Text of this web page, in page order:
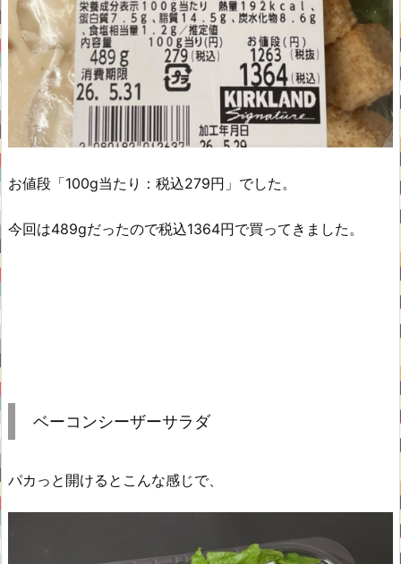
お値段「100g当たり：税込279円」でした。
今回は489gだったので税込1364円で買ってきました。
ベーコンシーザーサラダ
パカっと開けるとこんな感じで、